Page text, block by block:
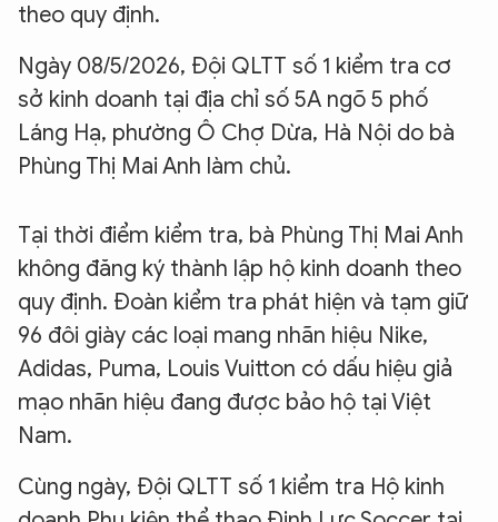
theo quy định.
Ngày 08/5/2026, Đội QLTT số 1 kiểm tra cơ
sở kinh doanh tại địa chỉ số 5A ngõ 5 phố
Láng Hạ, phường Ô Chợ Dừa, Hà Nội do bà
Phùng Thị Mai Anh làm chủ.
Tại thời điểm kiểm tra, bà Phùng Thị Mai Anh
không đăng ký thành lập hộ kinh doanh theo
quy định. Đoàn kiểm tra phát hiện và tạm giữ
96 đôi giày các loại mang nhãn hiệu Nike,
Adidas, Puma, Louis Vuitton có dấu hiệu giả
mạo nhãn hiệu đang được bảo hộ tại Việt
Nam.
Cùng ngày, Đội QLTT số 1 kiểm tra Hộ kinh